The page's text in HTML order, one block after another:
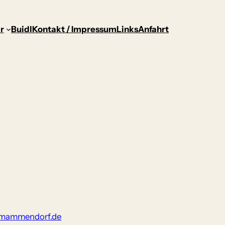
BuidlKontakt / ImpressumLinksAnfahrt